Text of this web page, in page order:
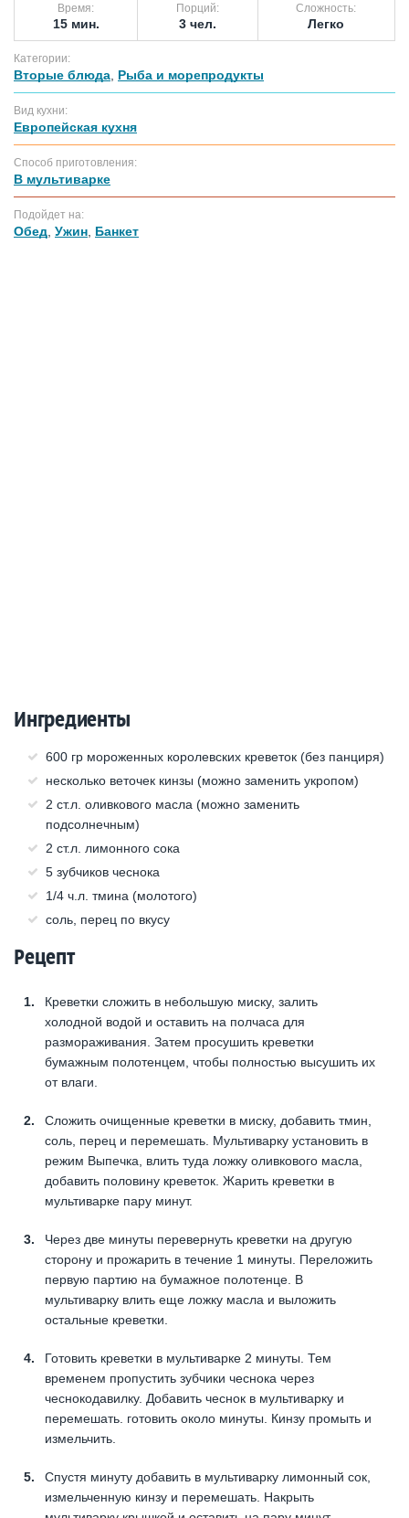
Время:
15 мин.
Порций:
3 чел.
Сложность:
Легко
Категории:
Вторые блюда Рыба и морепродукты
Вид кухни:
Европейская кухня
Способ приготовления:
В мультиварке
Подойдет на:
Обед Ужин Банкет
Ингредиенты
600 гр мороженных королевских креветок (без панциря)
несколько веточек кинзы (можно заменить укропом)
2 ст.л. оливкового масла (можно заменить
подсолнечным)
2 ст.л. лимонного сока
5 зубчиков чеснока
1/4 ч.л. тмина (молотого)
соль, перец по вкусу
Рецепт
Креветки сложить в небольшую миску, залить
холодной водой и оставить на полчаса для
размораживания. Затем просушить креветки
бумажным полотенцем, чтобы полностью высушить их
от влаги.
Сложить очищенные креветки в миску, добавить тмин,
соль, перец и перемешать. Мультиварку установить в
режим Выпечка, влить туда ложку оливкового масла,
добавить половину креветок. Жарить креветки в
мультиварке пару минут.
Через две минуты перевернуть креветки на другую
сторону и прожарить в течение 1 минуты. Переложить
первую партию на бумажное полотенце. В
мультиварку влить еще ложку масла и выложить
остальные креветки.
Готовить креветки в мультиварке 2 минуты. Тем
временем пропустить зубчики чеснока через
чеснокодавилку. Добавить чеснок в мультиварку и
перемешать. готовить около минуты. Кинзу промыть и
измельчить.
Спустя минуту добавить в мультиварку лимонный сок,
измельченную кинзу и перемешать. Накрыть